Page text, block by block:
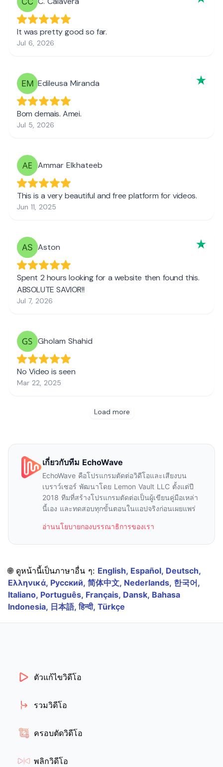
เกี่ยวกับทีม EchoWave
EchoWave คือโปรแกรมตัดต่อวิดีโอและเสียงบน
เบราว์เซอร์ พัฒนาโดย Lemon Vault LLC ตั้งแต่ปี
2018 ทีมที่สร้างโปรแกรมตัดต่อเป็นผู้เขียนคู่มือเหล่า
นี้เอง และทดสอบทุกขั้นตอนในแอปจริงก่อนเผยแพร่
อ่านนโยบายกองบรรณาธิการของเรา
🌐 ดูหน้านี้เป็นภาษาอื่น ๆ: English, Español, Deutsch,
Ελληνικά, Русский, 简体中文, Nederlands, 한국어,
Italiano, Português, Français, Dansk, Bahasa
Indonesia, 日本語,हिन्दी, Türkçe
ตัวแก้ไขวิดีโอ
รวมวิดีโอ
ครอบตัดวิดีโอ
พลิกวิดีโอ